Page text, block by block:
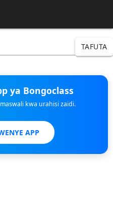
TAFUTA
ya Bongoclass
kwa urahisi zaidi.
APP